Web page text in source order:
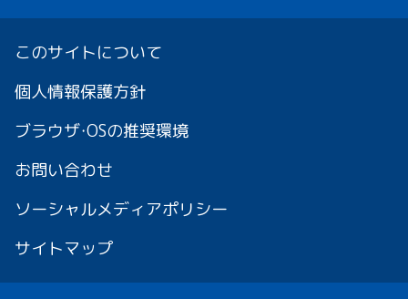
このサイトについて
個人情報保護方針
ブラウザ・OSの推奨環境
お問い合わせ
ソーシャルメディアポリシー
サイトマップ